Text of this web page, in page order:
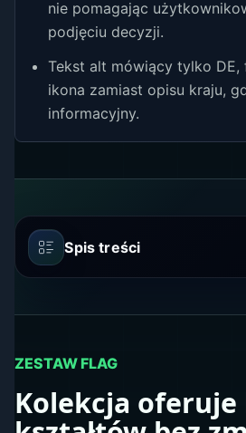
nie pomagając
podjęciu decyzji.
Tekst alt mówiący tylko DE,
ikona zamiast opisu kraju,
informacyjny.
Spis treści
ZESTAW FLAG
Kolekcja